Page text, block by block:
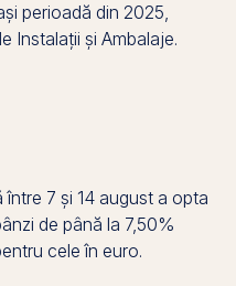
perioadă din 2025,
Instalații și Ambalaje.
7 și 14 august a opta
de până la 7,50%
cele în euro.